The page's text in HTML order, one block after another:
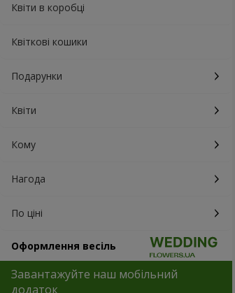
Квіти в коробці
Квіткові кошики
Подарунки
Квіти
Кому
Нагода
По ціні
Оформлення весіль
Завантажуйте наш мобільний
додаток